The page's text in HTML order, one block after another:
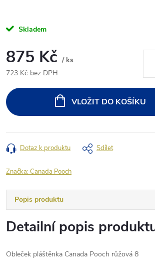
Skladem
875 Kč / ks
723 Kč bez DPH
cena:
VLOŽIT DO KOŠÍKU
Dotaz k produktu Sdílet
Značka:Canada Pooch
Popis produktu
Detailní popis
Obleček pláštěnka Canada Pooch růžová 8